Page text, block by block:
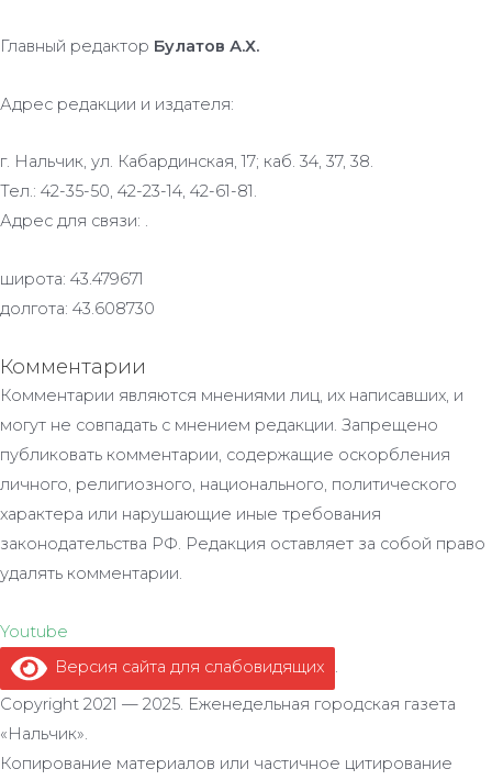
Главный редактор Булатов А.Х.
Адрес редакции и издателя:
г. Нальчик, ул. Кабардинская, 17; каб. 34, 37, 38.
Тел.: 42-35-50, 42-23-14, 42-61-81.
Адрес для связи: .
широта: 43.479671
долгота: 43.608730
Комментарии
Комментарии являются мнениями лиц, их написавших, и
могут не совпадать с мнением редакции. Запрещено
публиковать комментарии, содержащие оскорбления
личного, религиозного, национального, политического
характера или нарушающие иные требования
законодательства РФ. Редакция оставляет за собой право
удалять комментарии.
Youtube
Версия сайта для слабовидящих
.
Copyright 2021 — 2025. Еженедельная городская газета
«Нальчик».
Копирование материалов или частичное цитирование